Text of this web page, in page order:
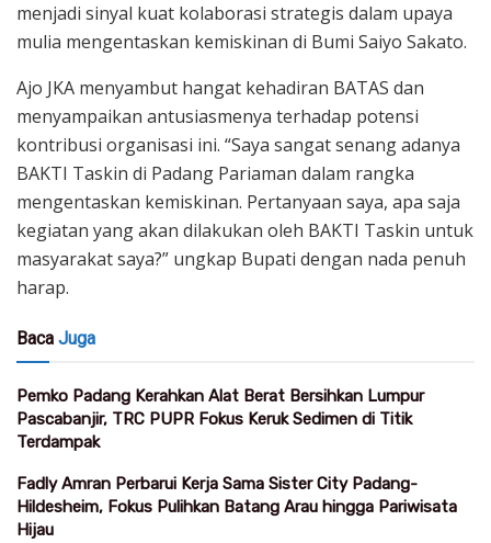
menjadi sinyal kuat kolaborasi strategis dalam upaya
mulia mengentaskan kemiskinan di Bumi Saiyo Sakato.
Ajo JKA menyambut hangat kehadiran BATAS dan
menyampaikan antusiasmenya terhadap potensi
kontribusi organisasi ini. “Saya sangat senang adanya
BAKTI Taskin di Padang Pariaman dalam rangka
mengentaskan kemiskinan. Pertanyaan saya, apa saja
kegiatan yang akan dilakukan oleh BAKTI Taskin untuk
masyarakat saya?” ungkap Bupati dengan nada penuh
harap.
Baca Juga
Pemko Padang Kerahkan Alat Berat Bersihkan Lumpur
Pascabanjir, TRC PUPR Fokus Keruk Sedimen di Titik
Terdampak
Fadly Amran Perbarui Kerja Sama Sister City Padang-
Hildesheim, Fokus Pulihkan Batang Arau hingga Pariwisata
Hijau